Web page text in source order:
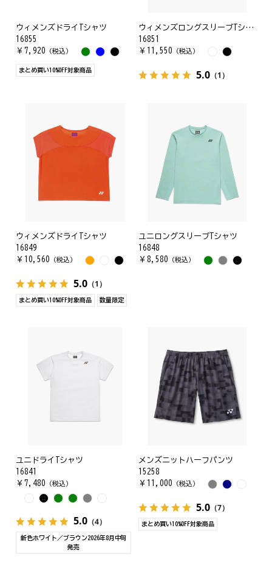
ウィメンズドライTシャツ
16855
￥ 7,920 （税込）
まとめ買い10%OFF対象商品
ウィメンズロングスリーブTシャツ
16851
￥ 11,550 （税込）
5.0（1）
ウィメンズドライTシャツ
16849
￥ 10,560 （税込）
5.0 （1）
まとめ買い10%OFF対象商品 数量限定
ユニロングスリーブTシャツ
16848
￥ 8,580 （税込）
ユニドライTシャツ
16841
￥ 7,480 （税込）
5.0 （4）
新色ホワイト／ブラウン2026年8月中旬
発売
メンズニットハーフパンツ
15258
￥ 11,000 （税込）
5.0（7）
まとめ買い10%OFF対象商品